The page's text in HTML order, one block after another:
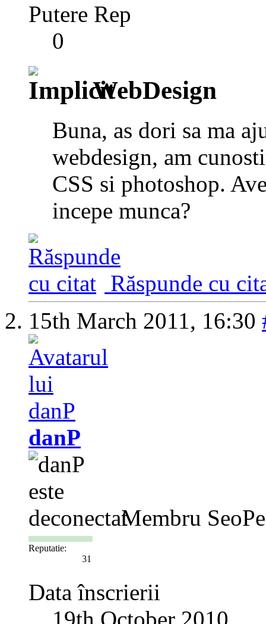
Putere Rep
0
WebDesign
Buna, as dori sa ma
webdesign, am
CSS si photoshop.
incepe munca?
Răspunde cu
15th March 2011, 16:30
danP
Membru
Reputatie:
31
Data înscrierii
19th October 2010